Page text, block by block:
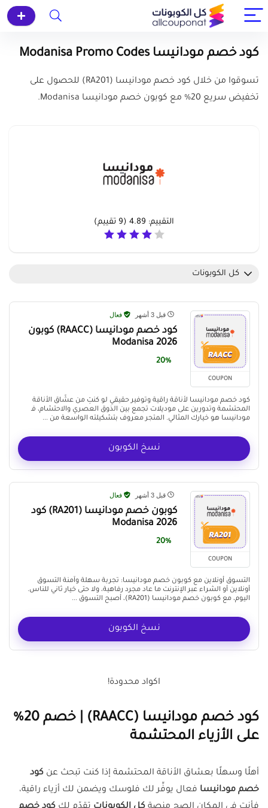
كود خصم مودانيسا Modanisa Promo Codes
تسوقوا من خلال كود خصم مودانيسا (RA201) للحصول على
تخفيض سريع 20% مع كوبون خصم مودانيسا Modanisa.
التقييم: 4.89
(
9 تقييم)
كل الكوبونات
COUPON
قبل 3 أشهر فعال
كود خصم مودانيسا (RAACC) كوبون
Modanisa 2026
20%
كود خصم مودانيسا لأناقة راقية وتوفير حقيقي لو كنتِ من عشّاق الأناقة
المحتشمة وتدورين على موديلات تجمع بين الذوق العصري والاحتشام، فـ
مودانيسا هو خيارك المثالي. المتجر معروف بتشكيلته الواسعة من ...
نسخ الكوبون
COUPON
قبل 3 أشهر فعال
كوبون خصم مودانيسا (RA201) كود
Modanisa 2026
20%
التسوق أونلاين مع كوبون خصم مودانيسا: تجربة سهلة وآمنة التسوق
أونلاين أو الشراء عبر الإنترنت ما عاد مجرد رفاهية، ولا حتى خيار ثاني للناس.
اليوم، مع كوبون خصم مودانيسا (RA201)، أصبح التسوق ...
نسخ الكوبون
اكواد محدودة!
كود خصم مودانيسا (RAACC)
| خصم 20%
على الأزياء المحتشمة
أهلًا وسهلًا بعشاق الأناقة المحتشمة إذا كنت تبحث عن كود
خصم مودانيسا فعال يوفِّر لك فلوسك ويضمن لك أزياء راقية،